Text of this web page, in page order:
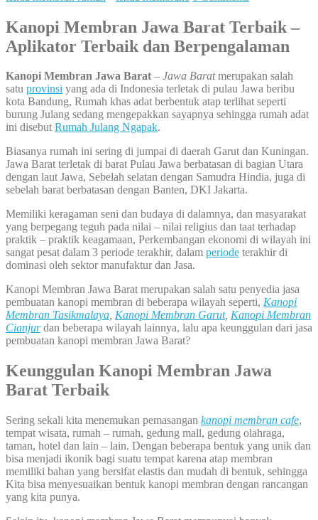
Kanopi Membran Jawa Barat Terbaik –
Aplikator Terbaik dan Berpengalaman
Kanopi Membran Jawa Barat – Jawa Baratmerupakan salah
satu provinsi yang ada di Indonesia terletak di pulau Jawa beribu
kota Bandung, Rumah khas adat berbentuk atap terlihat seperti
burung Julang sedang mengepakkan sayapnya sehingga rumah adat
ini disebutRumah Julang Ngapak.
Biasanya rumah ini sering di jumpai di daerah Garut dan Kuningan.
Jawa Barat terletak di barat Pulau Jawa berbatasan di bagian Utara
dengan laut Jawa, Sebelah selatan dengan Samudra Hindia, juga di
sebelah barat berbatasan dengan Banten, DKI Jakarta.
Memiliki keragaman seni dan budaya di dalamnya, dan masyarakat
yang berpegang teguh pada nilai – nilai religius dan taat terhadap
praktik – praktik keagamaan, Perkembangan ekonomi di wilayah ini
sangat pesat dalam 3 periode terakhir, dalam periode terakhir di
dominasi oleh sektor manufaktur dan Jasa.
Kanopi Membran Jawa Barat merupakan salah satu penyedia jasa
pembuatan kanopi membran di beberapa wilayah seperti, Kanopi
Membran Tasikmalaya, Kanopi Membran Garut, Kanopi Membran
Cianjurdan beberapa wilayah lainnya, lalu apa keunggulan dari jasa
pembuatan kanopi membran Jawa Barat?
Keunggulan Kanopi Membran Jawa
Barat Terbaik
Sering sekali kita menemukan pemasangan kanopi membran cafe,
tempat wisata, rumah – rumah, gedung mall, gedung olahraga,
taman, hotel dan lain – lain. Dengan beberapa bentuk yang unik dan
bisa menjadi ikonik bagi suatu tempat karena atap membran
memiliki bahan yang bersifat elastis dan mudah di bentuk, sehingga
Kita bisa menyesuaikan bentuk kanopi membran dengan rancangan
yang kita punya.